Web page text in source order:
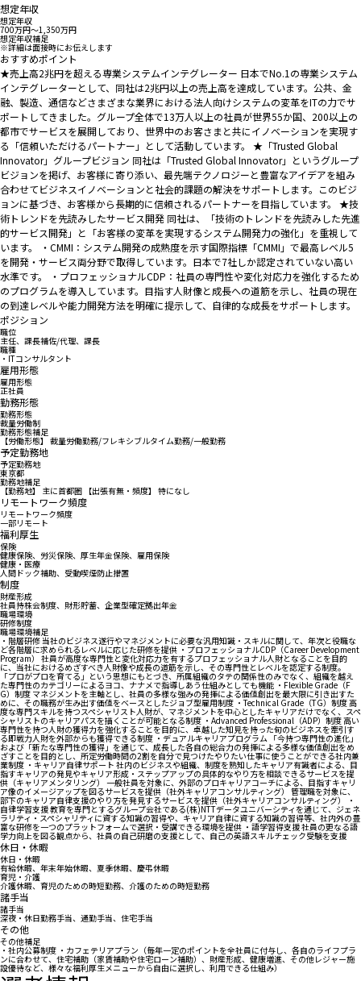
想定年収
想定年収
700万円〜1,350万円
想定年収補足
※詳細は面接時にお伝えします
おすすめポイント
★売上高2兆円を超える専業システムインテグレーター 日本でNo.1の専業システム
インテグレーターとして、同社は2兆円以上の売上高を達成しています。公共、金
融、製造、通信などさまざまな業界における法人向けシステムの変革をITの力でサ
ポートしてきました。グループ全体で13万人以上の社員が世界55か国、200以上の
都市でサービスを展開しており、世界中のお客さまと共にイノベーションを実現す
る「信頼いただけるパートナー」として活動しています。 ★「Trusted Global
Innovator」グループビジョン 同社は「Trusted Global Innovator」というグループ
ビジョンを掲げ、お客様に寄り添い、最先端テクノロジーと豊富なアイデアを組み
合わせてビジネスイノベーションと社会的課題の解決をサポートします。このビジ
ョンに基づき、お客様から長期的に信頼されるパートナーを目指しています。 ★技
術トレンドを先読みしたサービス開発 同社は、「技術のトレンドを先読みした先進
的サービス開発」と「お客様の変革を実現するシステム開発力の強化」を重視して
います。 ・CMMI：システム開発の成熟度を示す国際指標「CMMI」で最高レベル5
を開発・サービス両分野で取得しています。日本で7社しか認定されていない高い
水準です。 ・プロフェッショナルCDP：社員の専門性や変化対応力を強化するため
のプログラムを導入しています。目指す人財像と成長への道筋を示し、社員の現在
の到達レベルや能力開発方法を明確に提示して、自律的な成長をサポートします。
ポジション
職位
主任、課長補佐/代理、課長
職種
・ITコンサルタント
雇用形態
雇用形態
正社員
勤務形態
勤務形態
裁量労働制
勤務形態補足
【労働形態】 裁量労働勤務/フレキシブルタイム勤務/一般勤務
予定勤務地
予定勤務地
東京都
勤務地補足
【勤務地】 主に首都圏 【出張有無・頻度】 特になし
リモートワーク頻度
リモートワーク頻度
一部リモート
福利厚生
保険
健康保険、労災保険、厚生年金保険、雇用保険
健康・医療
人間ドック補助、受動喫煙防止措置
制度
財産形成
社員持株会制度、財形貯蓄、企業型確定拠出年金
職場環境
研修制度
職場環境補足
・階層研修 当社のビジネス遂行やマネジメントに必要な汎用知識・スキルに関して、年次と役職な
ど各階層に求められるレベルに応じた研修を提供 ・プロフェッショナルCDP（Career Development
Program） 社員が高度な専門性と変化対応力を有するプロフェッショナル人財となることを目的
に、当社におけるめざすべき人財像や成長の道筋を示し、その専門性とレベルを認定する制度。
「プロがプロを育てる」という思想にもとづき、所属組織のタテの関係性のみでなく、組織を越え
た専門性のカテゴリーによるヨコ、ナナメで指導しあう仕組みとしても機能 ・Flexible Grade（F
G）制度 マネジメントを主軸とし、社員の多様な強みの発揮による価値創出を最大限に引き出すた
めに、その職務が生み出す価値をベースとしたジョブ型雇用制度 ・Technical Grade（TG）制度 高
度な専門スキルを持つスペシャリスト人財が、マネジメントを中心としたキャリアだけでなく、スペ
シャリストのキャリアパスを描くことが可能となる制度 ・Advanced Professional（ADP）制度 高い
専門性を持つ人財の獲得力を強化することを目的に、卓越した知見を持った旬のビジネスを牽引す
る即戦力人財を外部からも獲得できる制度 ・デュアルキャリアプログラム 「今持つ専門性の進化」
および「新たな専門性の獲得」を通じて、成長した各自の総合力の発揮による多様な価値創出をめ
ざすことを目的とし、所定労働時間の2割を自分で見つけたやりたい仕事に使うことができる社内兼
業制度 ・キャリア自律サポート 社内のビジネスや組織、制度を熟知したキャリア有識者による、目
指すキャリアの発見やキャリア形成・ステップアップの具体的なやり方を相談できるサービスを提
供（キャリアメンタリング） 一般社員を対象に、外部のプロキャリアコーチによる、目指すキャリ
ア像のイメージアップを図るサービスを提供（社外キャリアコンサルティング） 管理職を対象に、
部下のキャリア自律支援のやり方を発見するサービスを提供（社外キャリアコンサルティング） ・
自律学習支援 教育を専門とするグループ会社である(株)NTTデータユニバーシティを通じて、ジェネ
ラリティ・スペシャリティに資する知識の習得や、キャリア自律に資する知識の習得等、社内外の豊
富な研修を一つのプラットフォームで選択・受講できる環境を提供 ・語学習得支援 社員の更なる語
学力向上を図る観点から、社員の自己研磨の支援として、自己の英語スキルチェック受験を支援
休日・休暇
休日・休暇
有給休暇、年末年始休暇、夏季休暇、慶弔休暇
育児・介護
介護休暇、育児のための時短勤務、介護のための時短勤務
諸手当
諸手当
深夜・休日勤務手当、通勤手当、住宅手当
その他
その他補足
・社内公募制度 ・カフェテリアプラン（毎年一定のポイントを全社員に付与し、各自のライフプラ
ンに合わせて、住宅補助（家賃補助や住宅ローン補助）、財産形成、健康増進、その他レジャー施
設優待など、様々な福利厚生メニューから自由に選択し、利用できる仕組み）